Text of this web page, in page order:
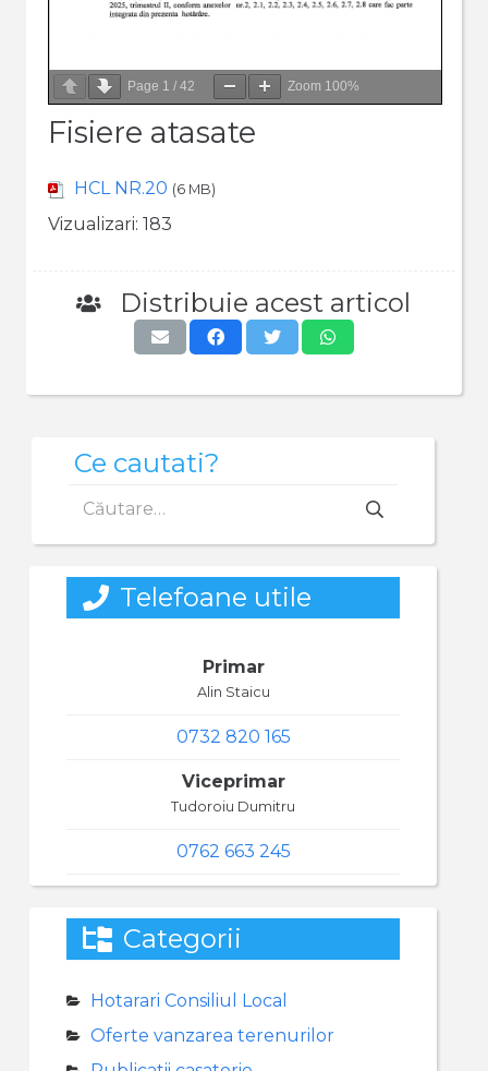
Page 1 / 42 Zoom 100%
Fisiere atasate
HCL NR.20 (6 MB)
Vizualizari: 183
Distribuie acest articol
Ce cautati?
după:
Telefoane utile
Primar
Alin Staicu
0732 820 165
Viceprimar
Tudoroiu Dumitru
0762 663 245
Categorii
Hotarari Consiliul Local
Oferte vanzarea terenurilor